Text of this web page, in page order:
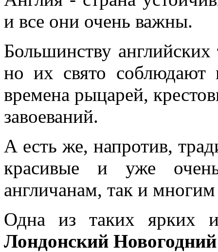
и все они очень важны.
Большинству
но их свято
времена рыцарей,
завоеваний.
А есть же, напротив,
красивые и уже
англичанам, так и
Одна из таких ярких
Лондонский